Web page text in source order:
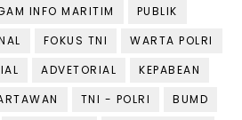
INFO MARITIM
PUBLIK
FOKUS TNI
WARTA POLRI
ADVETORIAL
KEPABEAN
TNI - POLRI
BUMD